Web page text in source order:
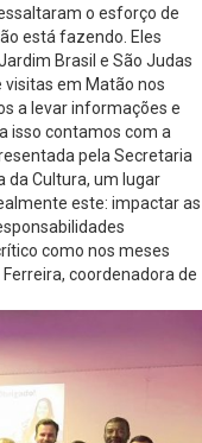
o esforço de
está fazendo. Eles
Brasil e São Judas
visitas em Matão nos
a levar informações e
isso contamos com a
pela Secretaria
da Cultura, um lugar
este: impactar as
como nos meses
coordenadora de